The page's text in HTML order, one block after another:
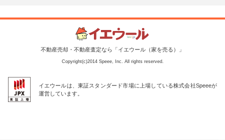
不動産売却・不動産査定なら「イエウール（家を売る）」
Copyright(c)2014 Speee, Inc. All rights reserved.
イエウールは、東証スタンダード市場に上場している株式会社Speeeが
運営しています。